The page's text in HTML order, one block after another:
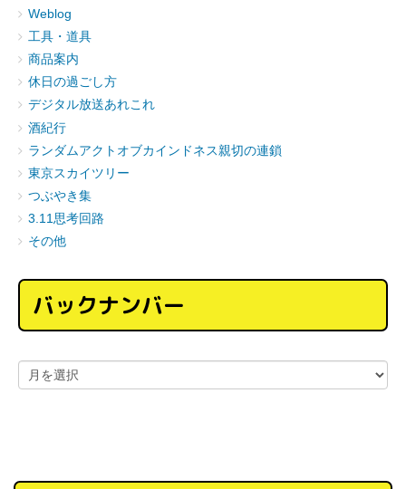
Weblog
工具・道具
商品案内
休日の過ごし方
デジタル放送あれこれ
酒紀行
ランダムアクトオブカインドネス親切の連鎖
東京スカイツリー
つぶやき集
3.11思考回路
その他
バックナンバー